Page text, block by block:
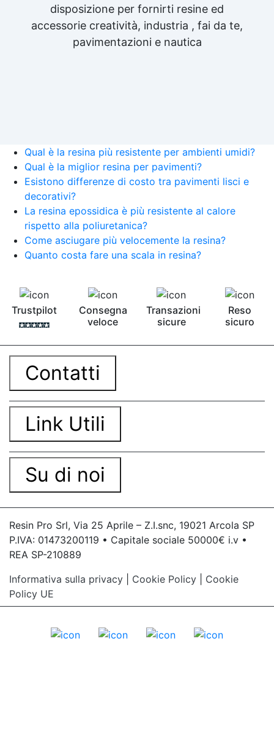
disposizione per fornirti resine ed
accessorie creatività, industria , fai da te,
pavimentazioni e nautica
Qual è la resina più resistente per ambienti umidi?
Qual è la miglior resina per pavimenti?
Esistono differenze di costo tra pavimenti lisci e
decorativi?
La resina epossidica è più resistente al calore
rispetto alla poliuretanica?
Come asciugare più velocemente la resina?
Quanto costa fare una scala in resina?
Trustpilot
Consegna
veloce
Transazioni
sicure
Reso
sicuro
Contatti
Link Utili
Su di noi
Resin Pro Srl, Via 25 Aprile – Z.I.snc, 19021 Arcola SP
P.IVA: 01473200119 • Capitale sociale 50000€ i.v •
REA SP-210889
Informativa sulla privacy
Cookie Policy
Cookie
Policy UE